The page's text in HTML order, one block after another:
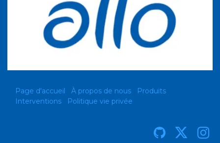
Page d'accueil À propos de nous
Produits
Interventions
Politique vie privée